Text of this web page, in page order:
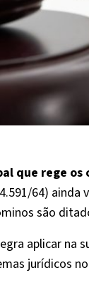
que rege os
64) ainda
são
aplicar na
jurídicos